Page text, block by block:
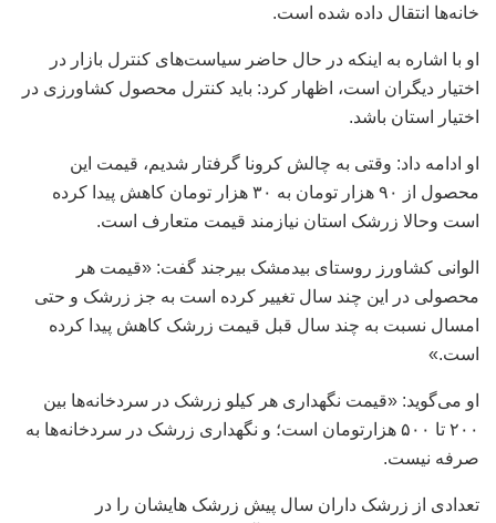
خانه‌ها انتقال داده شده است.
او با اشاره به اینکه در حال حاضر سیاست‌های کنترل بازار در
اختیار دیگران است، اظهار کرد: باید کنترل محصول کشاورزی در
اختیار استان باشد.
او ادامه داد: وقتی به چالش کرونا گرفتار شدیم، قیمت این
محصول از ۹۰ هزار تومان به ۳۰ هزار تومان کاهش پیدا کرده
است وحالا زرشک استان نیازمند قیمت متعارف است.
الوانی کشاورز روستای بیدمشک بیرجند گفت: «قیمت هر
محصولی در این چند سال تغییر کرده است به جز زرشک و حتی
امسال نسبت به چند سال قبل قیمت زرشک کاهش پیدا کرده
است.»
او می‌گوید: «قیمت نگهداری هر کیلو زرشک در سردخانه‌ها بین
۲۰۰ تا ۵۰۰ هزارتومان است؛ و نگهداری زرشک در سردخانه‌ها به
صرفه نیست.
تعدادی از زرشک داران سال پیش زرشک هایشان را در